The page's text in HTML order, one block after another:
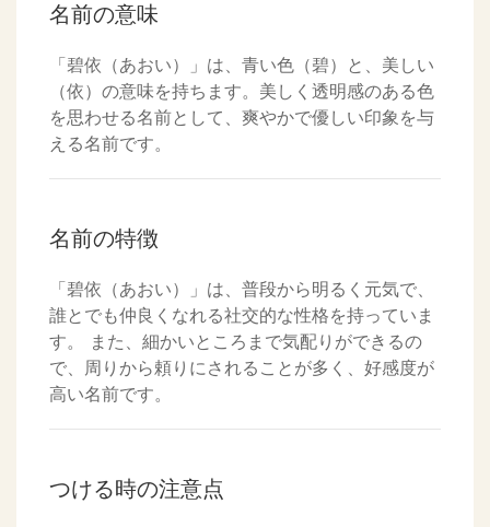
名前の意味
「碧依（あおい）」は、青い色（碧）と、美しい
（依）の意味を持ちます。美しく透明感のある色
を思わせる名前として、爽やかで優しい印象を与
える名前です。
名前の特徴
「碧依（あおい）」は、普段から明るく元気で、
誰とでも仲良くなれる社交的な性格を持っていま
す。 また、細かいところまで気配りができるの
で、周りから頼りにされることが多く、好感度が
高い名前です。
つける時の注意点